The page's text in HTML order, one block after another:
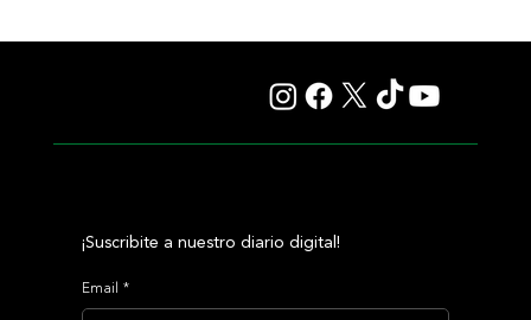
¡Suscribite a nuestro diario digital!
Email *